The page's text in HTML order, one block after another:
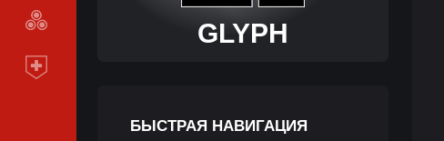
СРАВНИТЬ
GLYPH
БЫСТРАЯ НАВИГАЦИЯ